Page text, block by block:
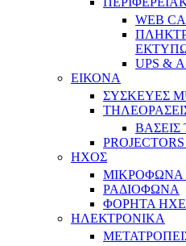
WEB
UPS &
ΕΙΚΟΝΑ
ΣΥΣΚΕΥΕΣ
ΗΧΟΣ
ΜΙΚΡΟΦΩΝΑ
ΡΑΔΙΟΦΩΝΑ
ΦΟΡΗΤΑ
ΗΛΕΚΤΡΟΝΙΚΑ